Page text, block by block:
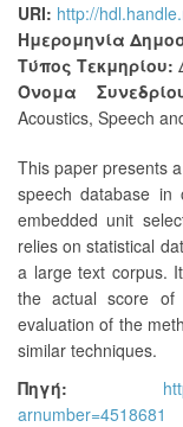
URI: http://
Ημερομηνία
Τύπος Τεκμηρίου:
Όνομα
Acoustics, Speech
This paper presents
speech database
embedded unit
relies on statistical
a large text corpus.
the actual score of
evaluation of the
similar techniques.
Πηγή:
arnumber=4518681